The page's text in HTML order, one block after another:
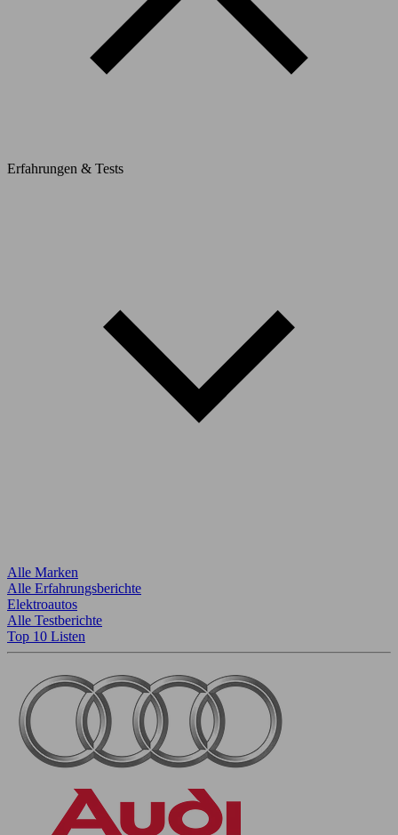
Erfahrungen & Tests
Alle Marken
Alle Erfahrungsberichte
Elektroautos
Alle Testberichte
Top 10 Listen